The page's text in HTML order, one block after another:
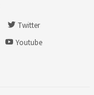
Twitter
Youtube